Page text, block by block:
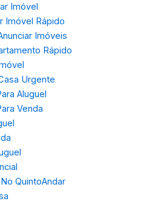
Imóvel
Imóvel Rápido
Imóveis
Rápido
Urgente
Aluguel
Venda
QuintoAndar